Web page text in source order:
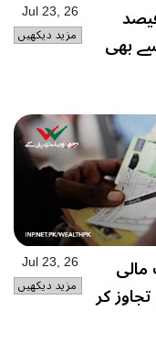
کاشت رقبے میں 6 فیصد
بھی
Jul 23, 26
مزید دیکھیں
تجاوز کر
Jul 23, 26
مزید دیکھیں